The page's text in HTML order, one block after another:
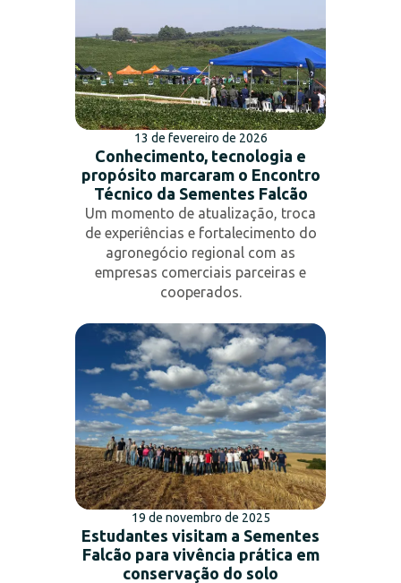
13 de fevereiro de 2026
Conhecimento, tecnologia e
propósito marcaram o Encontro
Técnico da Sementes Falcão
Um momento de atualização, troca
de experiências e fortalecimento do
agronegócio regional com as
empresas comerciais parceiras e
cooperados.
19 de novembro de 2025
Estudantes visitam a Sementes
Falcão para vivência prática em
conservação do solo